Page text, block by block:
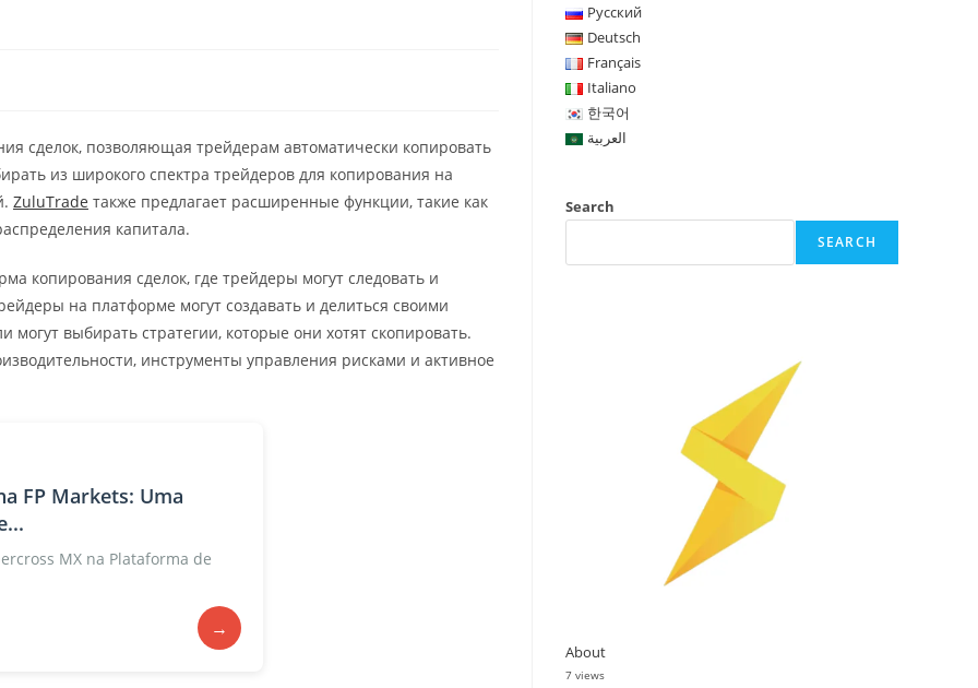
сделок, позволяющая трейдерам автоматически копировать
из широкого спектра трейдеров для копирования на
ZuluTrade также предлагает расширенные функции, такие как
капитала.
копирования сделок, где трейдеры могут следовать и
на платформе могут создавать и делиться своими
выбирать стратегии, которые они хотят скопировать.
инструменты управления рисками и активное
FP Markets: Uma
MX na Plataforma de
→
Русский
Deutsch
Français
Italiano
한국어
العربية
Search
SEARCH
About
7 views